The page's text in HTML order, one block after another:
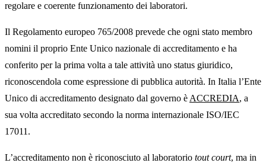
regolare e coerente funzionamento dei laboratori.
Il Regolamento europeo 765/2008 prevede che ogni stato membro
nomini il proprio Ente Unico nazionale di accreditamento e ha
conferito per la prima volta a tale attività uno status giuridico,
riconoscendola come espressione di pubblica autorità. In Italia l’Ente
Unico di accreditamento designato dal governo è ACCREDIA, a
sua volta accreditato secondo la norma internazionale ISO/IEC
17011.
L’accreditamento non è riconosciuto al laboratorio tout court, ma in